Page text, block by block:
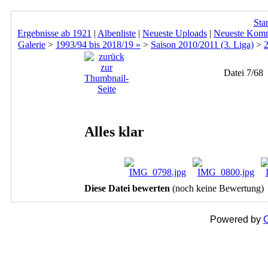
Ergebnisse ab 1921 | Albenliste | Neueste Uploads | Neueste
Galerie > 1993/94 bis 2018/19 » > Saison 2010/2011 (3. Liga) >
Datei 7/68
Alles klar
Diese Datei bewerten (noch keine Bewertung)
Powered by